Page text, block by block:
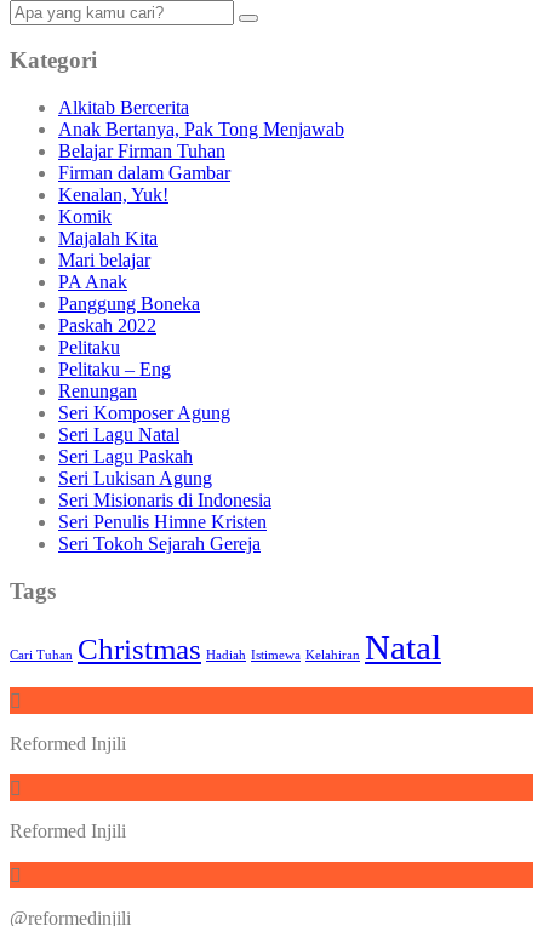
Kategori
Alkitab Bercerita
Anak Bertanya, Pak Tong Menjawab
Belajar Firman Tuhan
Firman dalam Gambar
Kenalan, Yuk!
Komik
Majalah Kita
Mari belajar
PA Anak
Panggung Boneka
Paskah 2022
Pelitaku
Pelitaku – Eng
Renungan
Seri Komposer Agung
Seri Lagu Natal
Seri Lagu Paskah
Seri Lukisan Agung
Seri Misionaris di Indonesia
Seri Penulis Himne Kristen
Seri Tokoh Sejarah Gereja
Tags
Cari Tuhan Christmas Hadiah Istimewa Kelahiran Natal
Reformed Injili
Reformed Injili
@reformedinjili